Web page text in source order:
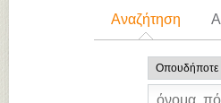
Αναζήτηση